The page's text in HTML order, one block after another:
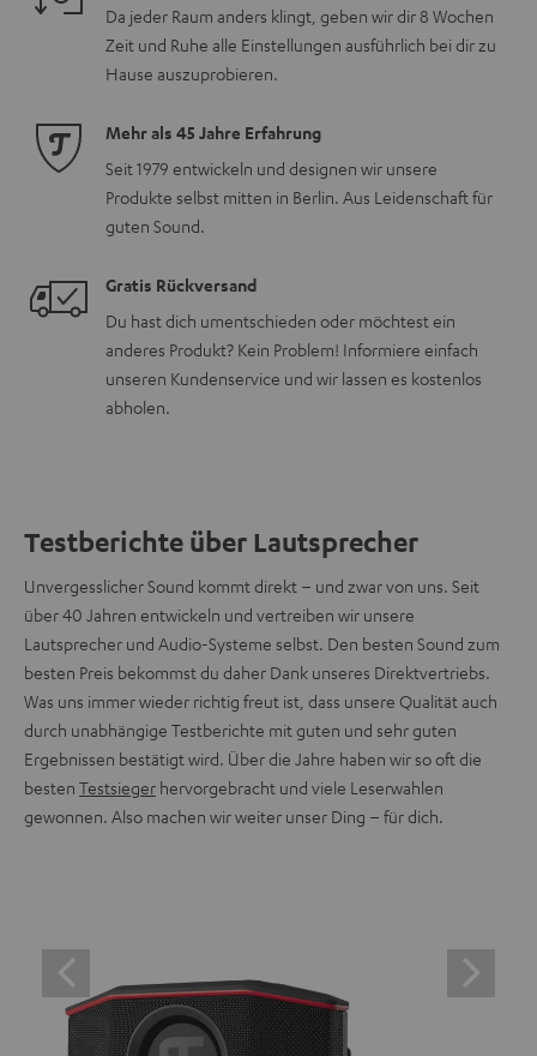
Da jeder Raum anders klingt, geben wir dir 8 Wochen
Zeit und Ruhe alle Einstellungen ausführlich bei dir zu
Hause auszuprobieren.
Mehr als 45 Jahre Erfahrung
Seit 1979 entwickeln und designen wir unsere
Produkte selbst mitten in Berlin. Aus Leidenschaft für
guten Sound.
Gratis Rückversand
Du hast dich umentschieden oder möchtest ein
anderes Produkt? Kein Problem! Informiere einfach
unseren Kundenservice und wir lassen es kostenlos
abholen.
Testberichte über Lautsprecher
Unvergesslicher Sound kommt direkt – und zwar von uns. Seit
über 40 Jahren entwickeln und vertreiben wir unsere
Lautsprecher und Audio-Systeme selbst. Den besten Sound zum
besten Preis bekommst du daher Dank unseres Direktvertriebs.
Was uns immer wieder richtig freut ist, dass unsere Qualität auch
durch unabhängige Testberichte mit guten und sehr guten
Ergebnissen bestätigt wird. Über die Jahre haben wir so oft die
besten Testsieger hervorgebracht und viele Leserwahlen
gewonnen. Also machen wir weiter unser Ding – für dich.